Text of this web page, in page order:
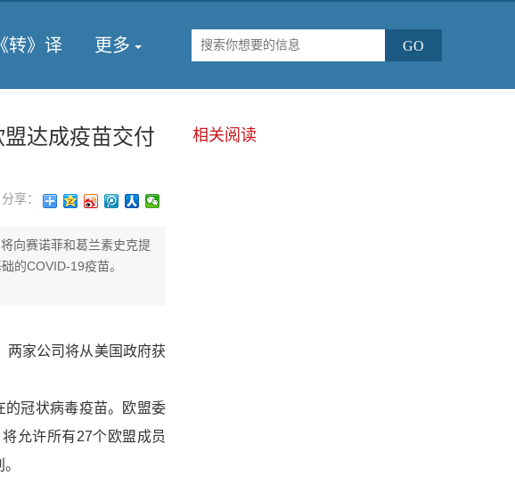
《转》译 更多
盟达成疫苗交付
分享：
向赛诺菲和葛兰素史克提
的COVID-19疫苗。
家公司将从美国政府获
冠状病毒疫苗。欧盟委
允许所有27个欧盟成员
相关阅读